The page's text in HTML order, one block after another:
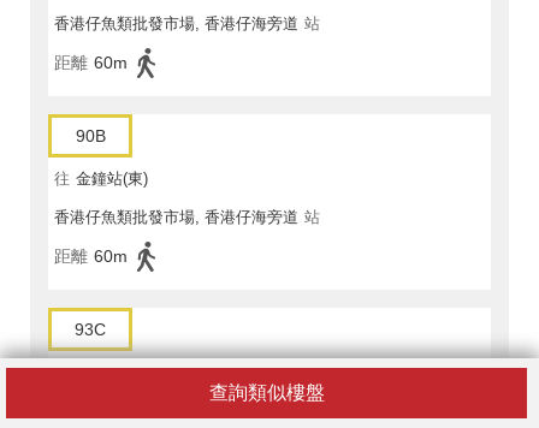
查詢類似樓盤
香港仔魚類批發市場, 香港仔海旁道 站
距離 60m
90B
往 金鐘站(東)
香港仔魚類批發市場, 香港仔海旁道 站
距離 60m
93C
往 堅道